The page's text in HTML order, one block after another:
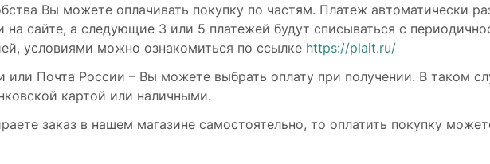
Вы можете оплачивать покупку по частям. Платеж автоматически
на сайте, а следующие 3 или 5 платежей будут списываться с
условиями можно ознакомиться по ссылке https://plait.ru/
Почта России – Вы можете выбрать оплату при получении. В таком
картой или наличными.
заказ в нашем магазине самостоятельно, то оплатить покупку